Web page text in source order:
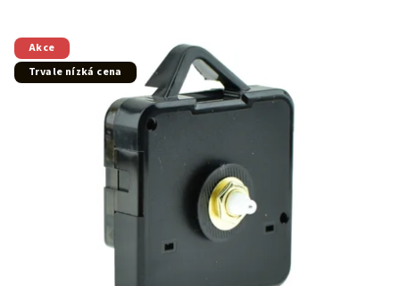
Akce
Trvale nízká cena